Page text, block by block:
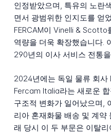
인정받았으며, 특유의 노란
면서 광범위한 인지도를 얻
FERCAM이 Vinelli &
역량을 더욱 확장했습니다.
290년의 이사 서비스 전통
2024년에는 독일 물류 회사
Fercam Italia라는 새로운
구조적 변화가 일어났으며,
리아 혼재화물 배송 및 계약
래 당시 이 두 부문은 이탈